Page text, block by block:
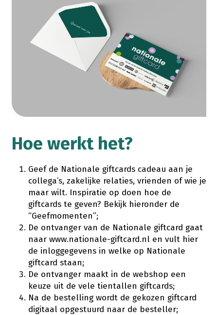
Hoe werkt het?
Geef de Nationale giftcards cadeau aan je
collega’s, zakelijke relaties, vrienden of wie je
maar wilt. Inspiratie op doen hoe de
giftcards te geven? Bekijk hieronder de
“Geefmomenten”;
De ontvanger van de Nationale giftcard gaat
naar www.nationale-giftcard.nl en vult hier
de inloggegevens in welke op Nationale
giftcard staan;
De ontvanger maakt in de webshop een
keuze uit de vele tientallen giftcards;
Na de bestelling wordt de gekozen giftcard
digitaal opgestuurd naar de besteller;